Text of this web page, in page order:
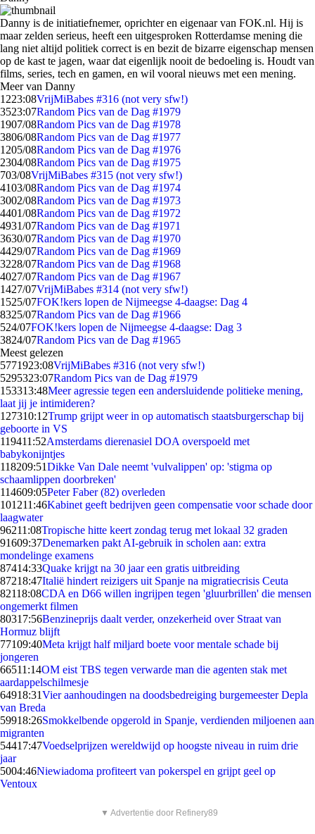
Danny is de initiatiefnemer, oprichter en eigenaar van FOK.nl. Hij is
maar zelden serieus, heeft een uitgesproken Rotterdamse mening die
lang niet altijd politiek correct is en bezit de bizarre eigenschap mensen
op de kast te jagen, waar dat eigenlijk nooit de bedoeling is. Houdt van
films, series, tech en gamen, en wil vooral nieuws met een mening.
Meer van Danny
1223:08VrijMiBabes #316 (not very sfw!)
3523:07Random Pics van de Dag #1979
1907/08Random Pics van de Dag #1978
3806/08Random Pics van de Dag #1977
1205/08Random Pics van de Dag #1976
2304/08Random Pics van de Dag #1975
703/08VrijMiBabes #315 (not very sfw!)
4103/08Random Pics van de Dag #1974
3002/08Random Pics van de Dag #1973
4401/08Random Pics van de Dag #1972
4931/07Random Pics van de Dag #1971
3630/07Random Pics van de Dag #1970
4429/07Random Pics van de Dag #1969
3228/07Random Pics van de Dag #1968
4027/07Random Pics van de Dag #1967
1427/07VrijMiBabes #314 (not very sfw!)
1525/07FOK!kers lopen de Nijmeegse 4-daagse: Dag 4
8325/07Random Pics van de Dag #1966
524/07FOK!kers lopen de Nijmeegse 4-daagse: Dag 3
3824/07Random Pics van de Dag #1965
Meest gelezen
5771923:08VrijMiBabes #316 (not very sfw!)
5295323:07Random Pics van de Dag #1979
153313:48Meer agressie tegen een andersluidende politieke mening,
laat jij je intimideren?
127310:12Trump grijpt weer in op automatisch staatsburgerschap bij
geboorte in VS
119411:52Amsterdams dierenasiel DOA overspoeld met
babykonijntjes
118209:51Dikke Van Dale neemt 'vulvalippen' op: 'stigma op
schaamlippen doorbreken'
114609:05Peter Faber (82) overleden
101211:46Kabinet geeft bedrijven geen compensatie voor schade door
laagwater
96211:08Tropische hitte keert zondag terug met lokaal 32 graden
91609:37Denemarken pakt AI-gebruik in scholen aan: extra
mondelinge examens
87414:33Quake krijgt na 30 jaar een gratis uitbreiding
87218:47Italië hindert reizigers uit Spanje na migratiecrisis Ceuta
82118:08CDA en D66 willen ingrijpen tegen 'gluurbrillen' die mensen
ongemerkt filmen
80317:56Benzineprijs daalt verder, onzekerheid over Straat van
Hormuz blijft
77109:40Meta krijgt half miljard boete voor mentale schade bij
jongeren
66511:14OM eist TBS tegen verwarde man die agenten stak met
aardappelschilmesje
64918:31Vier aanhoudingen na doodsbedreiging burgemeester Depla
van Breda
59918:26Smokkelbende opgerold in Spanje, verdienden miljoenen aan
migranten
54417:47Voedselprijzen wereldwijd op hoogste niveau in ruim drie
jaar
5004:46Niewiadoma profiteert van pokerspel en grijpt geel op
Ventoux
▼ Advertentie door Refinery89